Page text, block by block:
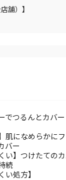
舗）】
でつるんとカバ
肌になめらかに
バー
い】つけたての
続
い処方】